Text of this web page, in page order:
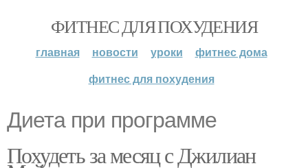
ФИТНЕС ДЛЯ ПОХУДЕНИЯ
главная новости уроки
фитнес дома
фитнес для похудения
Диета при программе
Похудеть за месяц с Джилиан